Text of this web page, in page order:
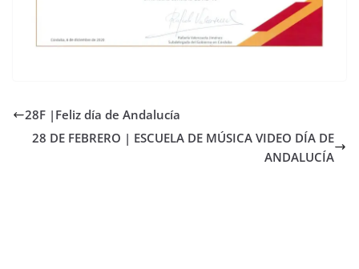
28F |Feliz día de Andalucía
28 DE FEBRERO | ESCUELA DE MÚSICA VIDEO DÍA DE
ANDALUCÍA